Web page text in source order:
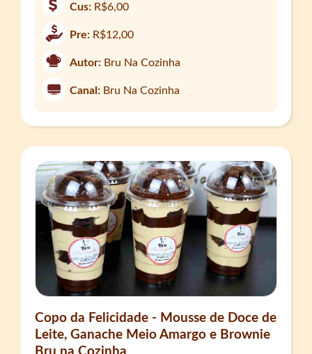
Cus: R$6,00
Pre: R$12,00
Autor: Bru Na Cozinha
Canal: Bru Na Cozinha
Copo da Felicidade - Mousse de Doce de
Leite, Ganache Meio Amargo e Brownie